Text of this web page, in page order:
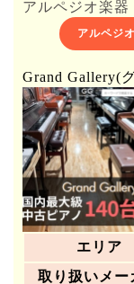
アルペジオ楽器
アルペジ
Grand Gallery(
エリア
取り扱いメー